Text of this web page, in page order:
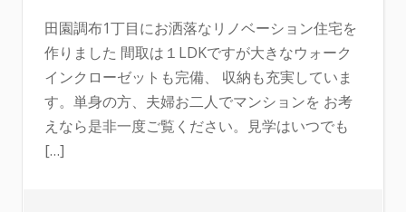
田園調布1丁目にお洒落なリノベーション住宅を
作りました 間取は１LDKですが大きなウォーク
インクローゼットも完備、 収納も充実していま
す。単身の方、夫婦お二人でマンションを お考
えなら是非一度ご覧ください。見学はいつでも
[…]